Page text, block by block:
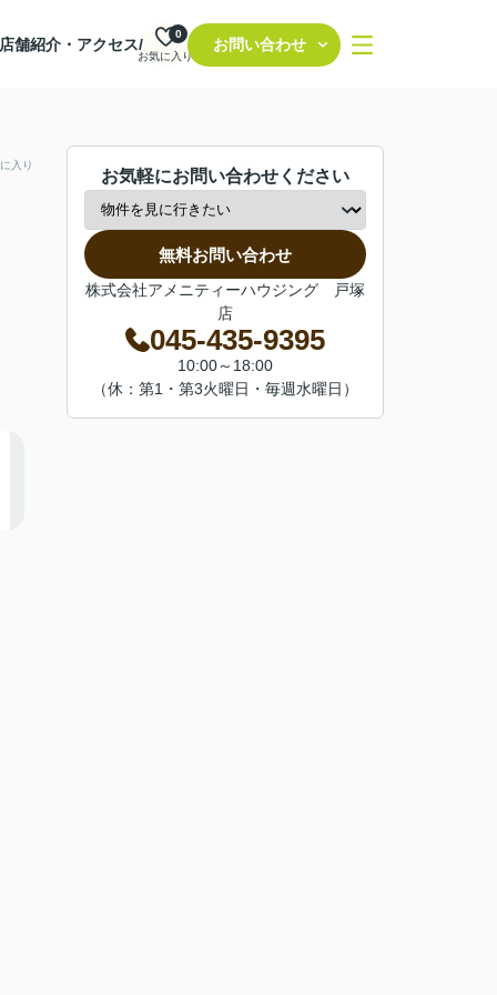
店舗紹介・アクセス/
お気に入り
0
お問い合わせ
入り
お気軽にお問い合わせください
無料お問い合わせ
株式会社アメニティーハウジング 戸塚
店
045-435-9395
10:00～18:00
（休：第1・第3火曜日・毎週水曜日）